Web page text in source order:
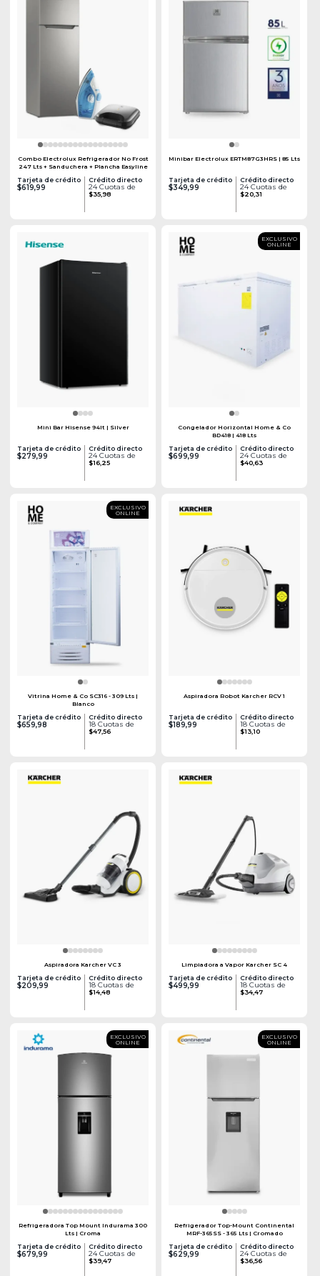
Combo Electrolux Refrigerador No Frost
247 Lts + Sanduchera + Plancha Easyline
Tarjeta de crédito
$619,99
Crédito directo
24 Cuotas de
$35,98
Minibar Electrolux ERTM87G3HRS | 85 Lts
Tarjeta de crédito
$349,99
Crédito directo
24 Cuotas de
$20,31
Mini Bar Hisense 94lt | Silver
Tarjeta de crédito
$279,99
Crédito directo
24 Cuotas de
$16,25
EXCLUSIVO
ONLINE
Congelador Horizontal Home & Co
BD418 | 418 Lts
Tarjeta de crédito
$699,99
Crédito directo
24 Cuotas de
$40,63
EXCLUSIVO
ONLINE
Vitrina Home & Co SC316 - 309 Lts |
Blanco
Tarjeta de crédito
$659,98
Crédito directo
18 Cuotas de
$47,56
Aspiradora Robot Karcher RCV 1
Tarjeta de crédito
$189,99
Crédito directo
18 Cuotas de
$13,10
Aspiradora Karcher VC 3
Tarjeta de crédito
$209,99
Crédito directo
18 Cuotas de
$14,48
Limpiadora a Vapor Karcher SC 4
Tarjeta de crédito
$499,99
Crédito directo
18 Cuotas de
$34,47
EXCLUSIVO
ONLINE
Refrigeradora Top Mount Indurama 300
Lts | Croma
Tarjeta de crédito
$679,99
Crédito directo
24 Cuotas de
$39,47
EXCLUSIVO
ONLINE
Refrigerador Top-Mount Continental
MRF-365SS - 365 Lts | Cromado
Tarjeta de crédito
$629,99
Crédito directo
24 Cuotas de
$36,56